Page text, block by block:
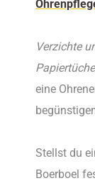
Verzichte
eine
Stellst du
Boerboel